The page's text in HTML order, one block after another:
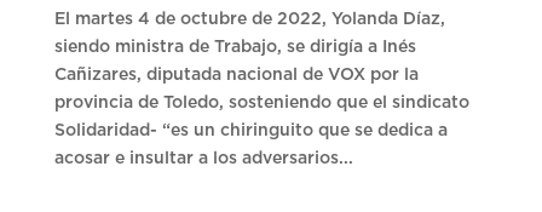
El martes 4 de octubre de 2022, Yolanda Díaz,
siendo ministra de Trabajo, se dirigía a Inés
Cañizares, diputada nacional de VOX por la
provincia de Toledo, sosteniendo que el sindicato
Solidaridad- “es un chiringuito que se dedica a
acosar e insultar a los adversarios...